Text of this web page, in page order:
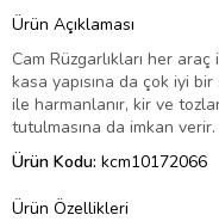
Ürün Açıklaması
Cam Rüzgarlıkları her
kasa yapısına da çok iyi
ile harmanlanır, kir ve
tutulmasına da imkan verir.
Ürün Kodu: kcm10172066
Ürün Özellikleri